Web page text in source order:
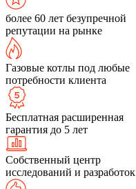
более 60 лет безупречной
репутации на рынке
Газовые котлы под любые
потребности клиента
Бесплатная расширенная
гарантия до 5 лет
Собственный центр
исследований и разработок